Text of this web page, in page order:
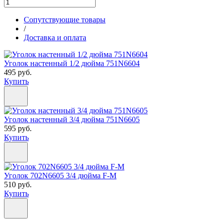
Сопутствующие товары
/
Доставка и оплата
Уголок настенный 1/2 дюйма 751N6604
495 руб.
Купить
Уголок настенный 3/4 дюйма 751N6605
595 руб.
Купить
Уголок 702N6605 3/4 дюйма F-M
510 руб.
Купить